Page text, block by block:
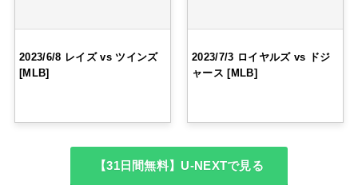
2023/6/8 レイズ vs ツインズ
[MLB]
2023/7/3 ロイヤルズ vs ドジ
ャース [MLB]
【31日間無料】U-NEXTで見る